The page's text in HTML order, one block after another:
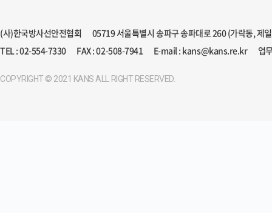
(사)한국방사선안전협회
05719 서울특별시 송파구 송파대로 260 (가락동, 제
TEL : 02-554-7330
FAX : 02-508-7941 E-mail : kans@kans.re.kr 업
COPYRIGHT © 2021 KANS ALL RIGHT RESERVED.